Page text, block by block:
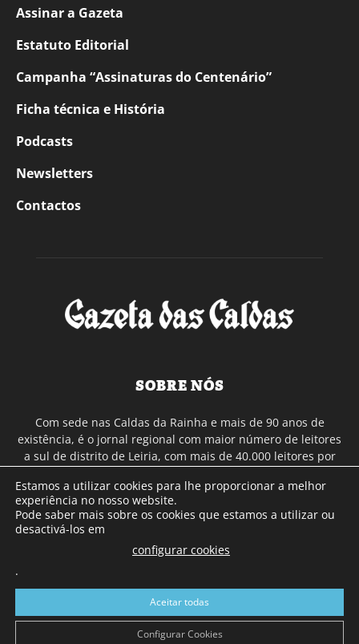
Assinar a Gazeta
Estatuto Editorial
Campanha “Assinaturas do Centenário”
Ficha técnica e História
Podcasts
Newsletters
Contactos
SOBRE NÓS
Com sede nas Caldas da Rainha e mais de 90 anos de
existência, é o jornal regional com maior número de leitores
a sul de distrito de Leiria, com mais de 40.000 leitores por
Continental e assinatura online.
SIGA-NOS
Estamos a utilizar cookies para lhe proporcionar a melhor
experiência no nosso website.
Pode saber mais sobre os cookies que estamos a utilizar ou
desactivá-los em
configurar cookies
.
Aceitar todas
Configurar Cookies